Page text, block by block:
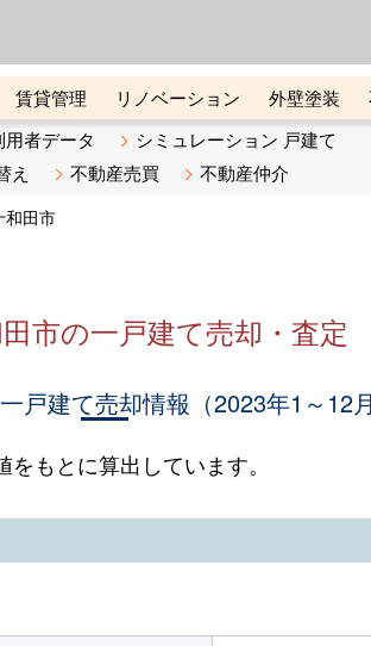
賃貸管理 リノベーション 外壁塗装
マガジンBiz 不動産売却ご相談デスク
者データ
シミュレーション 戸建て
え 不動産売買 不動産仲介
和田市
市の一戸建て売却・査定
戸建て売却情報（2023年1～12月
もとに算出しています。